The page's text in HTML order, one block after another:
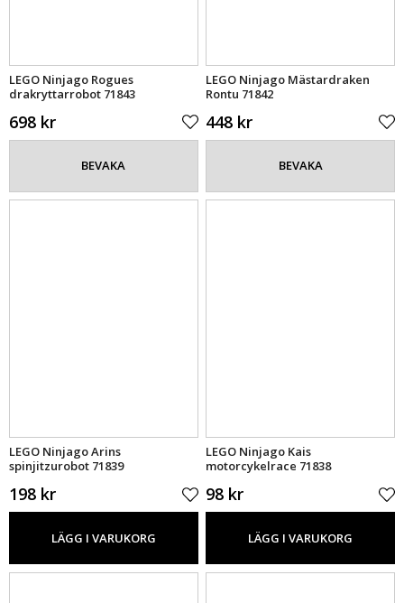
LEGO Ninjago Rogues
drakryttarrobot 71843
698 kr
BEVAKA
LEGO Ninjago Mästardraken
Rontu 71842
448 kr
BEVAKA
LEGO Ninjago Arins
spinjitzurobot 71839
198 kr
LÄGG I VARUKORG
LEGO Ninjago Kais
motorcykelrace 71838
98 kr
LÄGG I VARUKORG